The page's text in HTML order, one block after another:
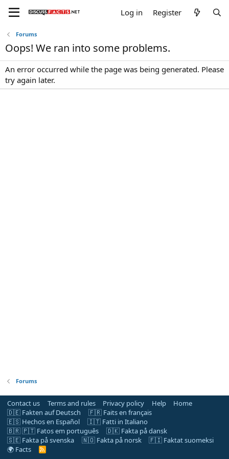
Log in Register
Forums
Oops! We ran into some problems.
An error occurred while the page was being generated. Please
try again later.
Forums
Contact us Terms and rules Privacy policy Help
Home
🇩🇪 Fakten auf Deutsch
🇫🇷 Faits en français
🇪🇸 Hechos en Español
🇮🇹 Fatti in Italiano
🇧🇷 🇵🇹 Fatos em português
🇩🇰 Fakta på dansk
🇸🇪 Fakta på svenska
🇳🇴 Fakta på norsk
🇫🇮 Faktat suomeksi
🌍 Facts
R